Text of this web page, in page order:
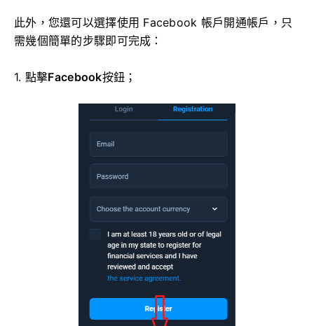
此外，您還可以選擇使用 Facebook 帳戶開通帳戶，只
需幾個簡單的步驟即可完成：
1. 點擊Facebook按鈕；